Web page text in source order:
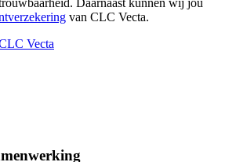
van CLC Vecta.
Vecta